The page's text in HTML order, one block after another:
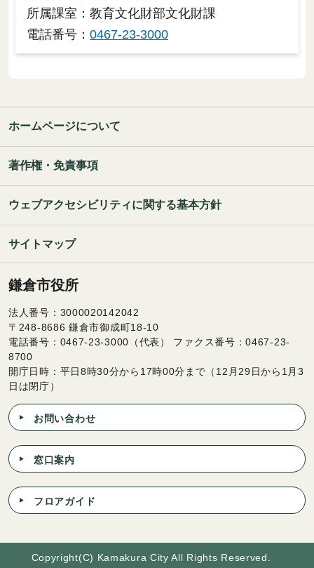
所属課室：教育文化財部文化財課
電話番号： 0467-23-3000
ホームページについて
著作権・免責事項
ウェブアクセシビリティに関する基本方針
サイトマップ
鎌倉市役所
法人番号：3000020142042
〒248-8686 鎌倉市御成町18-10
電話番号：0467-23-3000（代表） ファクス番号：0467-23-
8700
開庁日時：平日8時30分から17時00分まで（12月29日から1月3
日は閉庁）
お問い合わせ
窓口案内
フロアガイド
Copyright(C) Kamakura City All Rights Reserved.